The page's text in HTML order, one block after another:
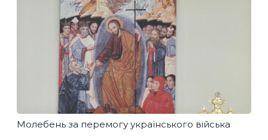
Молебень за перемогу українського війська